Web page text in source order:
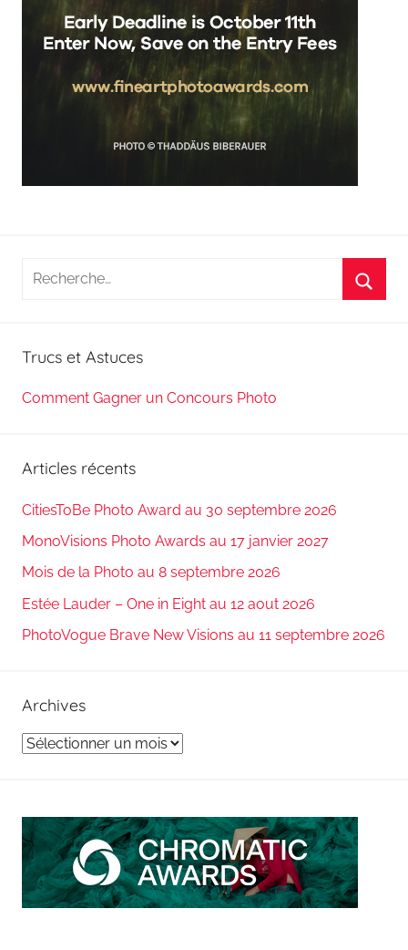
Recherche
Trucs et Astuces
Comment Gagner un Concours Photo
Articles récents
CitiesToBe Photo Award au 30 septembre 2026
MonoVisions Photo Awards au 17 janvier 2027
Mois de la Photo au 8 septembre 2026
Estée Lauder – One in Eight au 12 aout 2026
PhotoVogue Brave New Visions au 11 septembre 2026
Archives
Archives